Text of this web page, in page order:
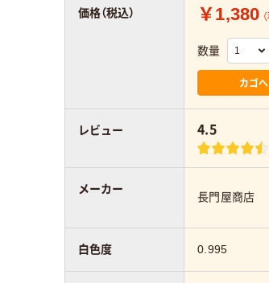
￥1,380
数量
カゴへ
4.5
長門屋商店
0.995
価格（税込）
レビュー
メーカー
白色度